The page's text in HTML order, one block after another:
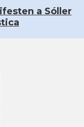
a Sóller